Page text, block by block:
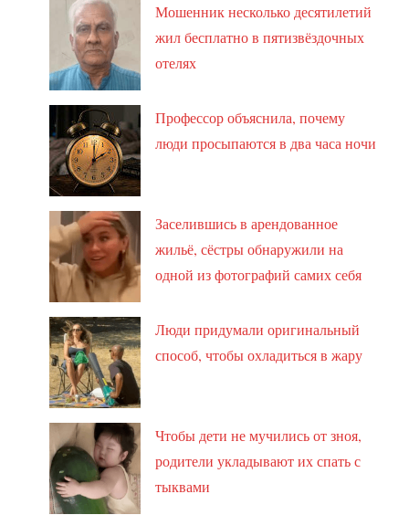
Мошенник несколько десятилетий
жил бесплатно в пятизвёздочных
отелях
Профессор объяснила, почему
люди просыпаются в два часа ночи
Заселившись в арендованное
жильё, сёстры обнаружили на
одной из фотографий самих себя
Люди придумали оригинальный
способ, чтобы охладиться в жару
Чтобы дети не мучились от зноя,
родители укладывают их спать с
тыквами